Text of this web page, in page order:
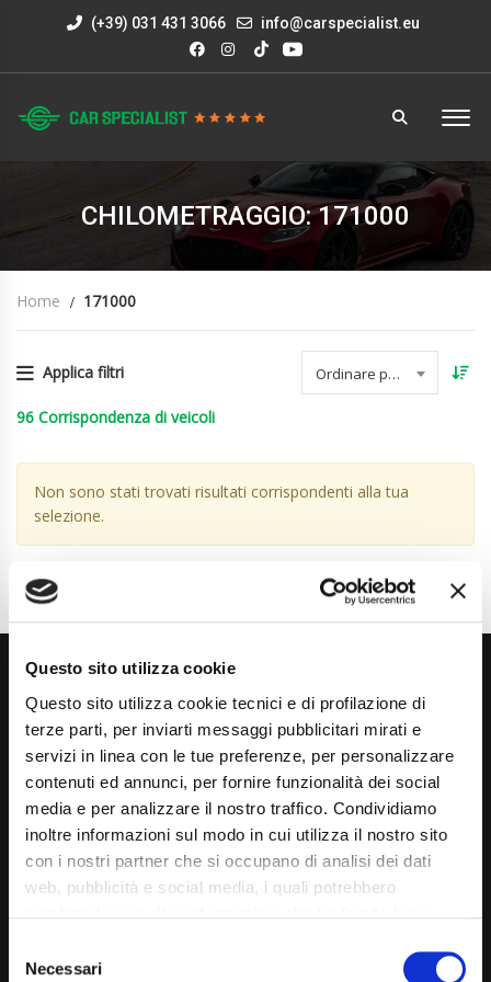
Questo sito utilizza cookie
Questo sito utilizza cookie tecnici e di profilazione di
terze parti, per inviarti messaggi pubblicitari mirati e
servizi in linea con le tue preferenze, per personalizzare
contenuti ed annunci, per fornire funzionalità dei social
media e per analizzare il nostro traffico. Condividiamo
inoltre informazioni sul modo in cui utilizza il nostro sito
con i nostri partner che si occupano di analisi dei dati
web, pubblicità e social media, i quali potrebbero
mera chiusura del banner non comporta l’accettazione
Selection
Necessari
(+39) 031 431 3066 info@carspecialist.eu
CHILOMETRAGGIO: 171000
Home 171000
Applica filtri Ordinare per data
96 Corrispondenza di veicoli
Non sono stati trovati risultati corrispondenti alla tua
selezione.
Via Giuditta Pasta 2, Como (CO) 22100
(+39) 031 431 3066
info@carspecialist.eu
Sabato: 09:00 - 12:30